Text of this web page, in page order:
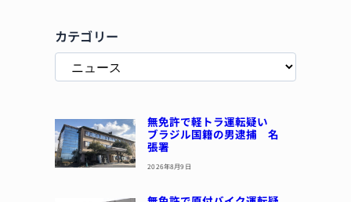
カテゴリー
無免許で軽トラ運転疑い
ブラジル国籍の男逮捕 名
張署
2026年8月9日